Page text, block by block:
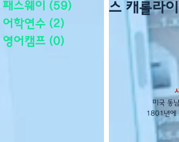
패스웨이
(59) 게시물 59개
어학연수 (2)
영어캠프 (0)
스 캐롤라
미국 동
1801년에